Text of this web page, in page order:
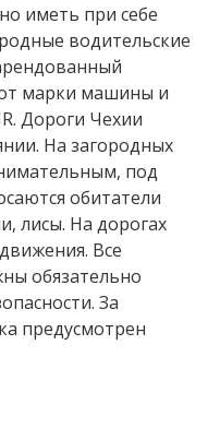
иметь при себе
водительские
марки машины и
Дороги Чехии
На загородных
под
обитатели
лисы. На дорогах
Все
обязательно
За
предусмотрен